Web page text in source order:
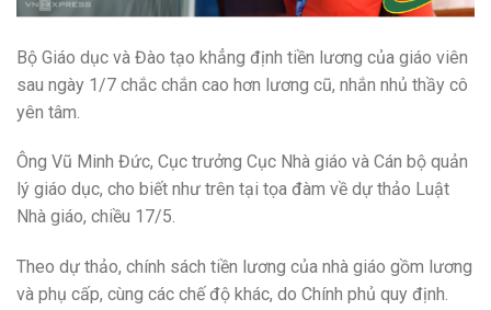
Bộ Giáo dục và Đào tạo khẳng định tiền lương của giáo viên
sau ngày 1/7 chắc chắn cao hơn lương cũ, nhắn nhủ thầy cô
yên tâm.
Ông Vũ Minh Đức, Cục trưởng Cục Nhà giáo và Cán bộ quản
lý giáo dục, cho biết như trên tại tọa đàm về dự thảo Luật
Nhà giáo, chiều 17/5.
Theo dự thảo, chính sách tiền lương của nhà giáo gồm lương
và phụ cấp, cùng các chế độ khác, do Chính phủ quy định.